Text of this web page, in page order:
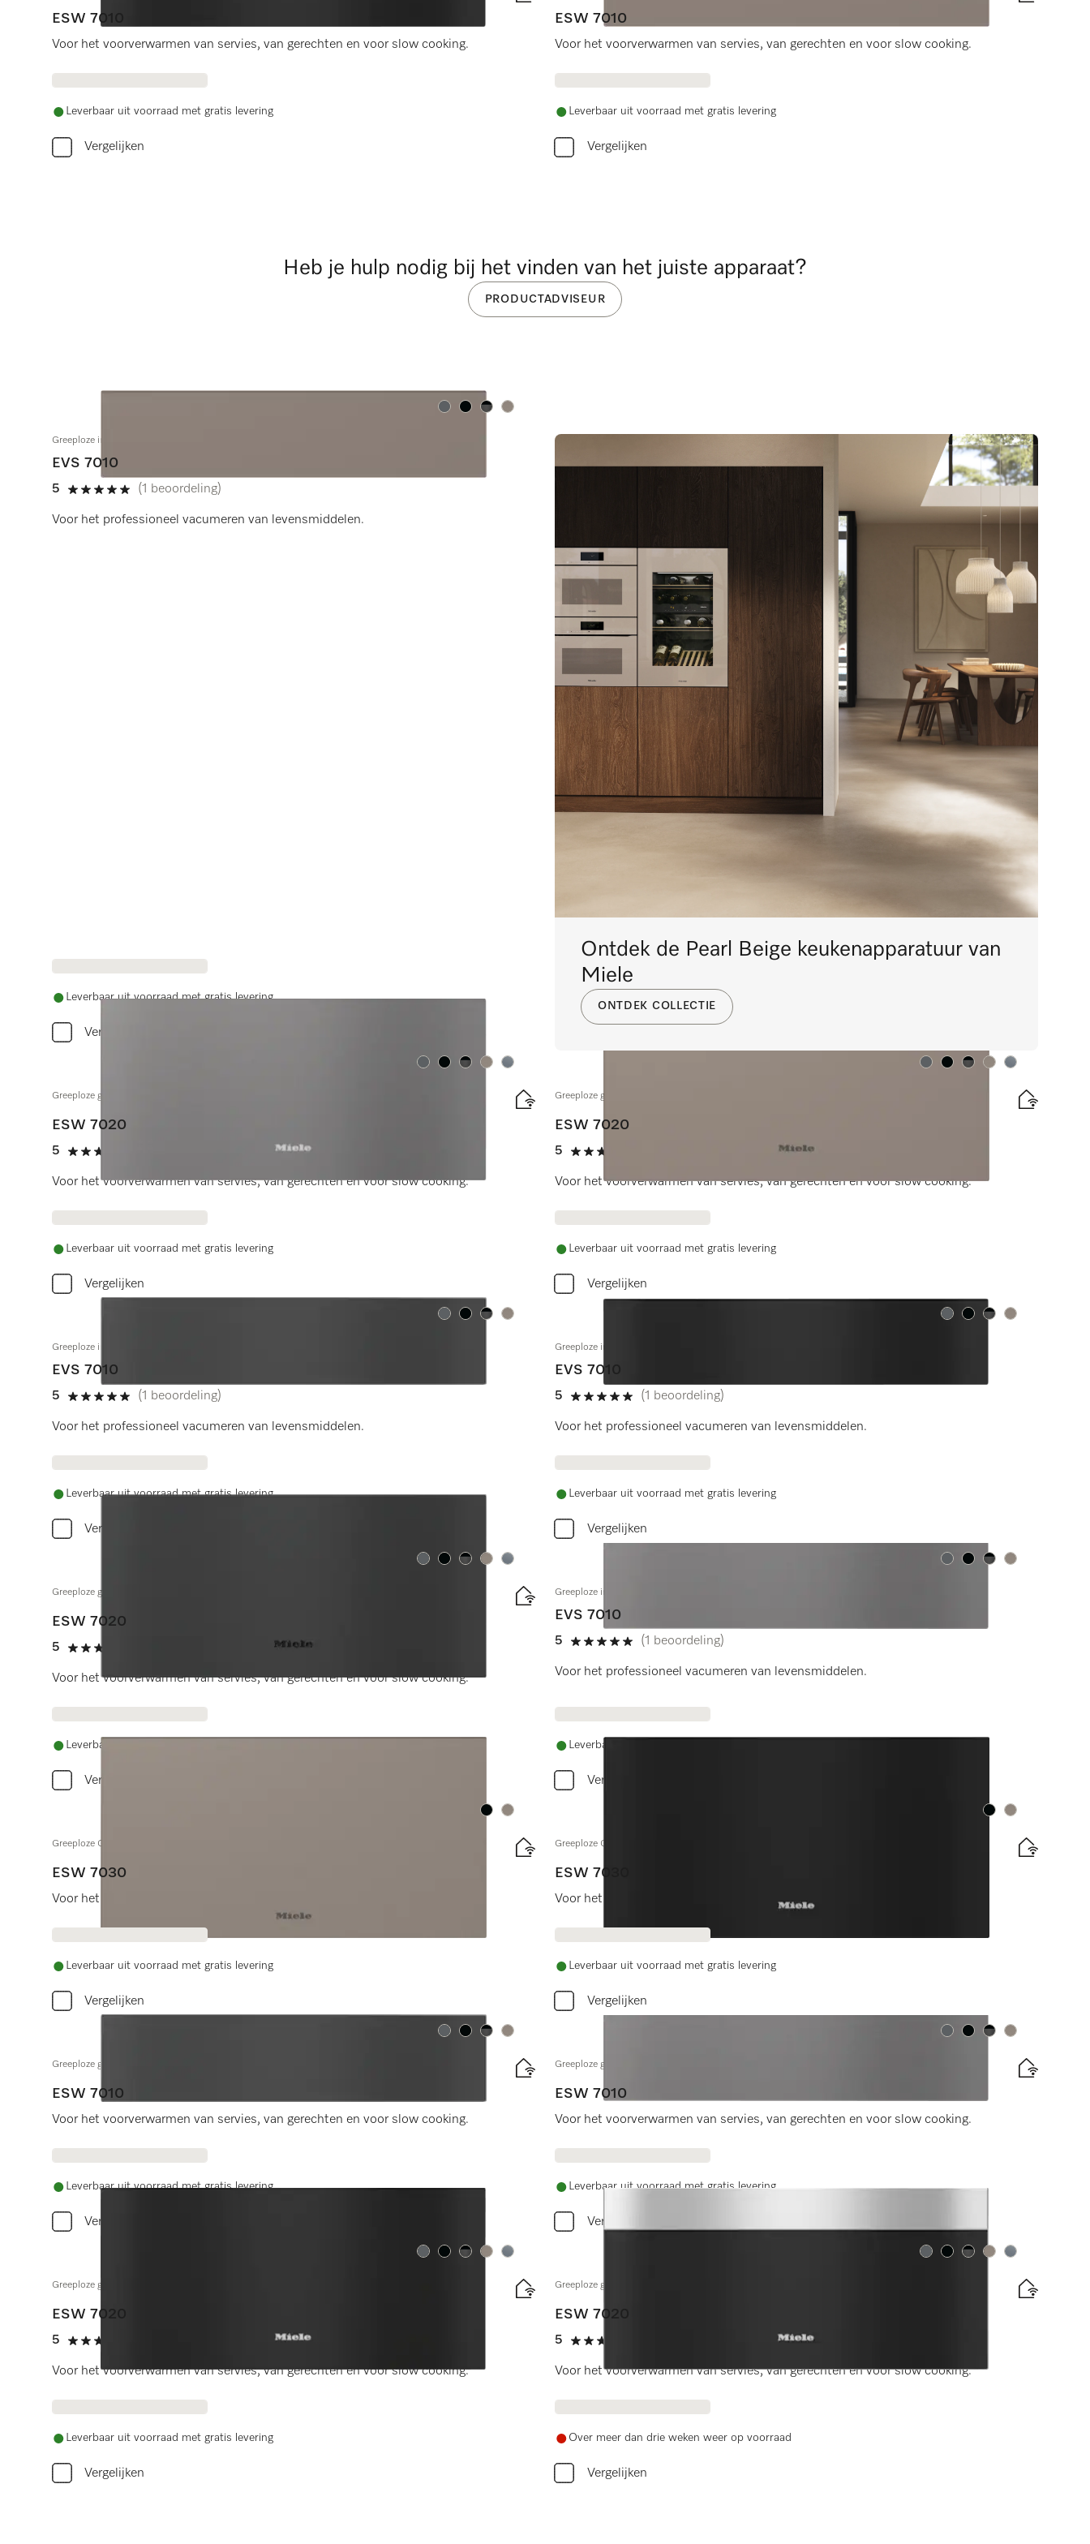
ESW 7010
Voor het voorverwarmen van servies, van gerechten en voor slow cooking.
Leverbaar uit voorraad met gratis levering
Vergelijken
ESW 7010
Voor het voorverwarmen van servies, van gerechten en voor slow cooking.
Leverbaar uit voorraad met gratis levering
Vergelijken
Kleur:Kleur:Kleur:Kleur:
Greeploze inbouw-vacumeerlade 14 cm hoog
EVS 7010
5
5 sterren op 5
(1 beoordeling)
Voor het professioneel vacumeren van levensmiddelen.
Leverbaar uit voorraad met gratis levering
Vergelijken
Kleur:Kleur:Kleur:Kleur:Kleur:
Greeploze gourmet-warmhoudlade 29 cm hoog
ESW 7020
5
5 sterren op 5
Voor het voorverwarmen van servies, van gerechten en voor slow cooking.
Leverbaar uit voorraad met gratis levering
Vergelijken
Kleur:Kleur:Kleur:Kleur:Kleur:
Greeploze gourmet-warmhoudlade 29 cm hoog
ESW 7020
5
5 sterren op 5
Voor het voorverwarmen van servies, van gerechten en voor slow cooking.
Leverbaar uit voorraad met gratis levering
Vergelijken
Kleur:Kleur:Kleur:Kleur:
Greeploze inbouw-vacumeerlade 14 cm hoog
EVS 7010
5
5 sterren op 5
(1 beoordeling)
Voor het professioneel vacumeren van levensmiddelen.
Leverbaar uit voorraad met gratis levering
Vergelijken
Kleur:Kleur:Kleur:Kleur:
Greeploze inbouw-vacumeerlade 14 cm hoog
EVS 7010
5
5 sterren op 5
(1 beoordeling)
Voor het professioneel vacumeren van levensmiddelen.
Leverbaar uit voorraad met gratis levering
Vergelijken
Kleur:Kleur:Kleur:Kleur:Kleur:
Greeploze gourmet-warmhoudlade 29 cm hoog
ESW 7020
5
5 sterren op 5
Voor het voorverwarmen van servies, van gerechten en voor slow cooking.
Leverbaar uit voorraad met gratis levering
Vergelijken
Kleur:Kleur:Kleur:Kleur:
Greeploze inbouw-vacumeerlade 14 cm hoog
EVS 7010
5
5 sterren op 5
(1 beoordeling)
Voor het professioneel vacumeren van levensmiddelen.
Leverbaar uit voorraad met gratis levering
Vergelijken
Kleur:Kleur:
Greeploze Gourmet-warmhoudlade 32 cm hoog voor nis van 90 cm hoog
ESW 7030
Voor het voorverwarmen van servies, van gerechten en voor slow cooking.
Leverbaar uit voorraad met gratis levering
Vergelijken
Kleur:Kleur:
Greeploze Gourmet-warmhoudlade 32 cm hoog voor nis van 90 cm hoog
ESW 7030
Voor het voorverwarmen van servies, van gerechten en voor slow cooking.
Leverbaar uit voorraad met gratis levering
Vergelijken
Kleur:Kleur:Kleur:Kleur:
Greeploze gourmet-warmhoudlade 14 cm hoog
ESW 7010
Voor het voorverwarmen van servies, van gerechten en voor slow cooking.
Leverbaar uit voorraad met gratis levering
Vergelijken
Kleur:Kleur:Kleur:Kleur:
Greeploze gourmet-warmhoudlade 14 cm hoog
ESW 7010
Voor het voorverwarmen van servies, van gerechten en voor slow cooking.
Leverbaar uit voorraad met gratis levering
Vergelijken
Kleur:Kleur:Kleur:Kleur:Kleur:
Greeploze gourmet-warmhoudlade 29 cm hoog
ESW 7020
5
5 sterren op 5
Voor het voorverwarmen van servies, van gerechten en voor slow cooking.
Leverbaar uit voorraad met gratis levering
Vergelijken
Kleur:Kleur:Kleur:Kleur:Kleur:
Greeploze gourmet-warmhoudlade 29 cm hoog
ESW 7020
5
5 sterren op 5
Voor het voorverwarmen van servies, van gerechten en voor slow cooking.
Over meer dan drie weken weer op voorraad
Vergelijken
Heb je hulp nodig bij het vinden van het juiste apparaat?
PRODUCTADVISEUR
Ontdek de Pearl Beige keukenapparatuur van
Miele
ONTDEK COLLECTIE